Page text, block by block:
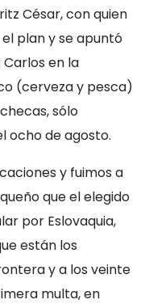
César, con quien
plan y se apuntó
en la
(cerveza y pesca)
sólo
ocho de agosto.
y fuimos a
que el elegido
por Eslovaquia,
están los
y a los veinte
multa, en